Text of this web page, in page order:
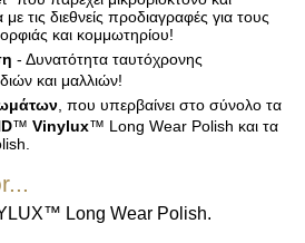
τις διεθνείς προδιαγραφές για τους
και κομμωτηρίου!
- Δυνατότητα ταυτόχρονης
και μαλλιών!
, που υπερβαίνει στο σύνολο τα
™ Vinylux™ Long Wear Polish και τα
Long Wear Polish.